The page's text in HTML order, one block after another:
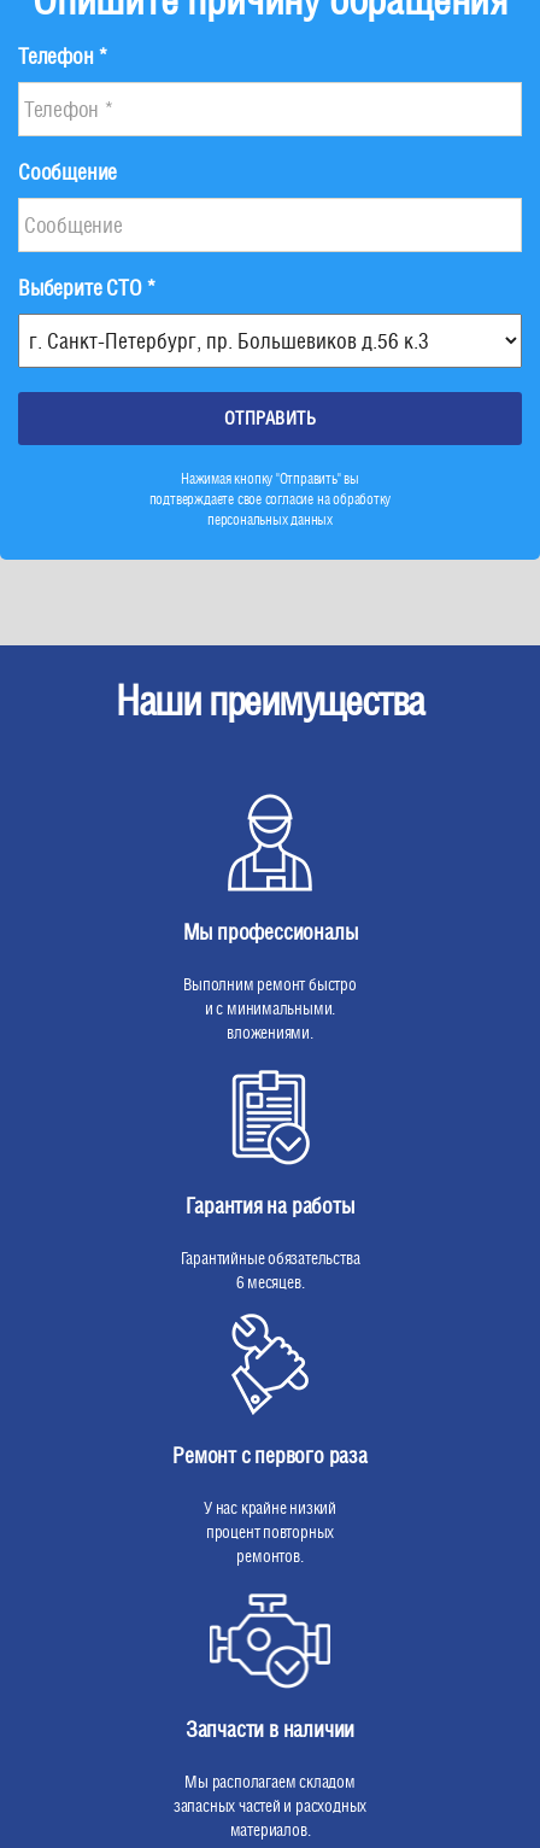
Телефон *
Сообщение
Выберите СТО *
Нажимая кнопку "Отправить" вы
подтверждаете свое согласие на обработку
персональных данных
Наши преимущества
Мы профессионалы
Выполним ремонт быстро
и с минимальными.
вложениями.
Гарантия на работы
Гарантийные обязательства
6 месяцев.
Ремонт с первого раза
У нас крайне низкий
процент повторных
ремонтов.
Запчасти в наличии
Мы располагаем складом
запасных частей и расходных
материалов.